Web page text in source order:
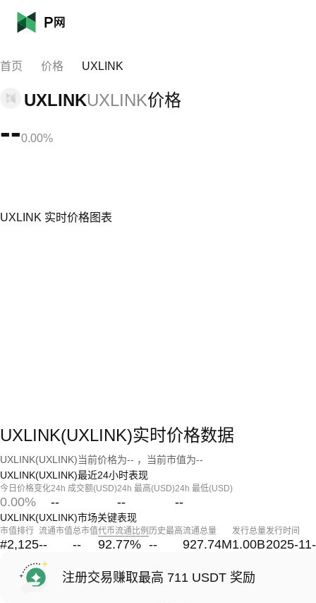
首页 价格 UXLINK
UXLINKUXLINK价格
--0.00%
UXLINK 实时价格图表
UXLINK(UXLINK)实时价格数据
UXLINK(UXLINK)当前价格为-- ，当前市值为--
UXLINK(UXLINK)最近24小时表现
今日价格变化
0.00%
24h 成交额(USD)
--
24h 最高(USD)
--
24h 最低(USD)
--
UXLINK(UXLINK)市场关键表现
市值排行
#2,125
流通市值
--
总市值
--
代币流通比例
92.77%
历史最高
--
流通总量
927.74M
发行总量
1.00B
发行时间
2025-
注册交易赚取最高 711 USDT 奖励